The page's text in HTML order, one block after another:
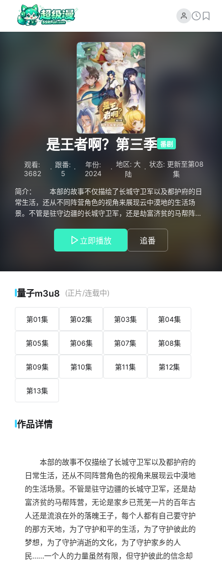
是王者啊？第三季 番剧
观看:
3682
· 跟番:
5
·
年份:
2024
·
地区: 大
陆
·
状态: 更新至第08
集
简介： 本部的故事不仅描绘了长城守卫军以及都护府的日
常生活，还从不同阵营角色的视角来展现云中漠地的生活场
景。不管是驻守边疆的长城守卫军，还是劫富济贫的马帮阵
子，每个人都有自己要守护的那方天地，为了守护和平的生
活，为了守护彼此的梦想，为了守护消逝的文化，为了守护家
立即播放 追番
量子m3u8 (正片/连载中)
第01集 第02集 第03集 第04集
第05集 第06集 第07集 第08集
第09集 第10集 第11集 第12集
第13集
作品详情
本部的故事不仅描绘了长城守卫军以及都护府的
日常生活，还从不同阵营角色的视角来展现云中漠地
的生活场景。不管是驻守边疆的长城守卫军，还是劫
富济贫的马帮阵营，无论是家乡已荒芜一片的百年古
人还是流浪在外的落魄王子，每个人都有自己要守护
的那方天地，为了守护和平的生活，为了守护彼此的
梦想，为了守护消逝的文化，为了守护家乡的人
民……一个人的力量虽然有限，但守护彼此的信念却